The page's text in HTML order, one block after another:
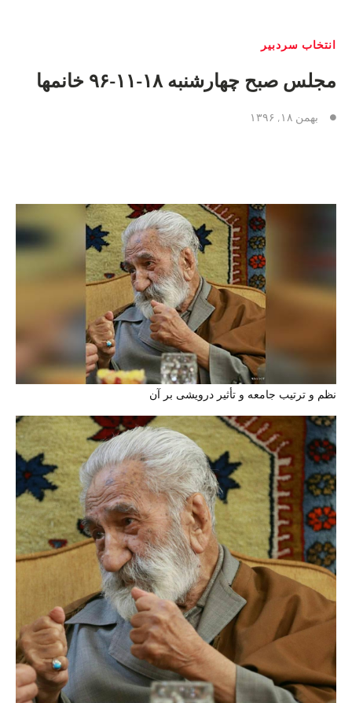
انتخاب سردبیر
مجلس صبح چهارشنبه ۱۸-۱۱-۹۶ خانمها
بهمن ۱۸, ۱۳۹۶
نظم و ترتیب جامعه و تأثیر درویشی بر آن